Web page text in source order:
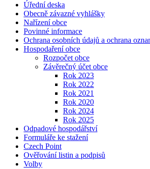
Úřední deska
Obecně závazné vyhlášky
Nařízení obce
Povinné informace
Ochrana osobních údajů a ochrana
Hospodaření obce
Rozpočet obce
Závěrečný účet obce
Rok 2023
Rok 2022
Rok 2021
Rok 2020
Rok 2024
Rok 2025
Odpadové hospodářství
Formuláře ke stažení
Czech Point
Ověřování listin a podpisů
Volby